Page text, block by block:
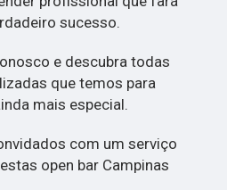
sucesso.
e descubra todas
que temos para
mais especial.
com um serviço
open bar Campinas